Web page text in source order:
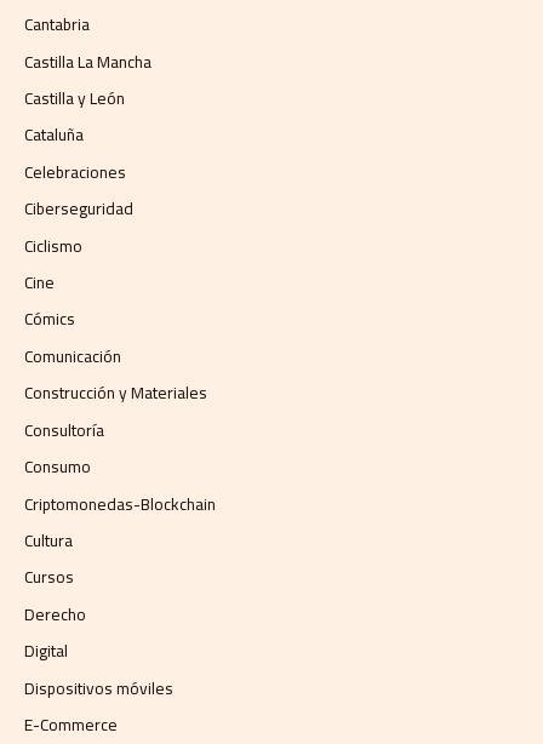
Cantabria
Castilla La Mancha
Castilla y León
Cataluña
Celebraciones
Ciberseguridad
Ciclismo
Cine
Cómics
Comunicación
Construcción y Materiales
Consultoría
Consumo
Criptomonedas-Blockchain
Cultura
Cursos
Derecho
Digital
Dispositivos móviles
E-Commerce